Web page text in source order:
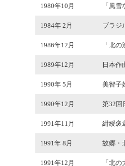
1980年10月 「風
1984年 2月 ブラジ
1986年12月 「北
1989年12月 日本作
1990年 5月 美智子
1990年12月 第32回
1991年11月 紺綬褒
1991年 8月 故郷・
1991年12月 「北